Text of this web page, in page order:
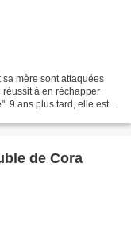
mère sont attaquées
à en réchapper
9 ans plus tard, elle est
de Cora